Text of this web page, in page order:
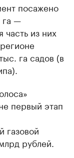
посажено
га —
часть из них
га садов (в
первый этап
газовой
рублей.